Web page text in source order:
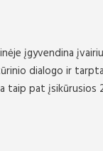
įgyvendina
dialogo ir
taip pat